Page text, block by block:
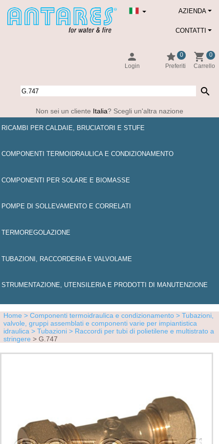
AZIENDA
person
Login
star
0
Preferiti
shopping_cart
0
Carrello
CONTATTI
search
Non sei un cliente Italia? Scegli un'altra nazione
RICAMBI PER CALDAIE, BRUCIATORI E STUFE
COMPONENTI TERMOIDRAULICA E CONDIZIONAMENTO
COMPONENTI PER SOLARE E BIOMASSE
POMPE DI SOLLEVAMENTO E CORRELATI
TERMOREGOLAZIONE
TUBAZIONI, RACCORDERIA E VALVOLAME
STRUMENTAZIONE, UTENSILERIA E PRODOTTI DI MANUTENZIONE
Home > Componenti termoidraulica e condizionamento > Tubazioni,
valvole, gruppi assemblati e componenti varie per impiantistica
idraulica > Tubazioni > Raccordi per tubi di polietilene e multistrato a
stringere > G.747